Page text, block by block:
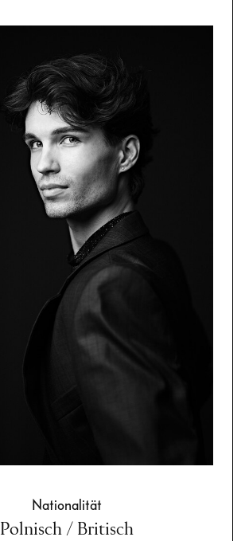
Nationalität
Polnisch / Britisch